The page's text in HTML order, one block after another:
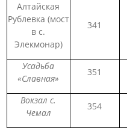
Алтайская
Рублевка (мост
в с.
Элекмонар)
341
Усадьба
«Славная»
351
Вокзал с.
Чемал
354